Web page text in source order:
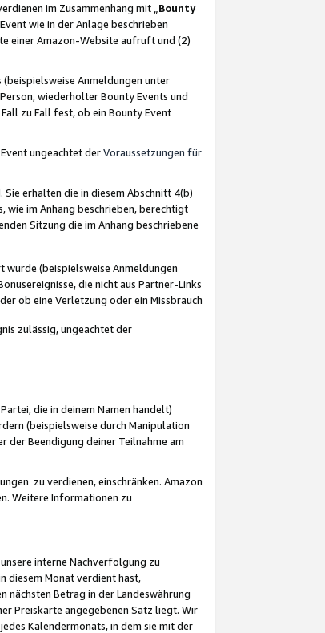
im Zusammenhang mit „ Bounty
wie in der Anlage beschrieben
einer Amazon-Website aufruft und (2)
Anmeldungen unter
wiederholter Bounty Events und
zu Fall fest, ob ein Bounty Event
ungeachtet derVoraussetzungen für
erhalten die in diesem Abschnitt 4(b)
wie im Anhang beschrieben, berechtigt
Sitzung die im Anhang beschriebene
wurde (beispielsweise Anmeldungen
die nicht aus Partner-Links
ob eine Verletzung oder ein Missbrauch
zulässig, ungeachtet der
die in deinem Namen handelt)
(beispielsweise durch Manipulation
der Beendigung deiner Teilnahme am
zu verdienen, einschränken. Amazon
Weitere Informationen zu
interne Nachverfolgung zu
diesem Monat verdient hast,
Betrag in der Landeswährung
Preiskarte angegebenen Satz liegt. Wir
Kalendermonats, in dem sie mit der